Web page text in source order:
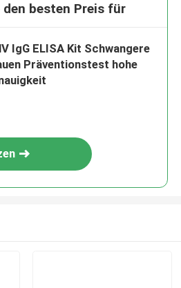
den besten Preis für
IgG ELISA Kit Schwangere
Präventionstest hohe